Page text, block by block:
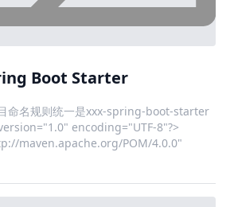
Boot Starter
命名规则统一是xxx-spring-boot-starter
encoding="UTF-8"?>
maven.apache.org/POM/4.0.0"